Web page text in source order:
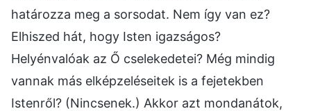
határozza meg a sorsodat. Nem így van ez?
Elhiszed hát, hogy Isten igazságos?
Helyénvalóak az Ő cselekedetei? Még mindig
vannak más elképzeléseitek is a fejetekben
Istenről? (Nincsenek.) Akkor azt mondanátok,